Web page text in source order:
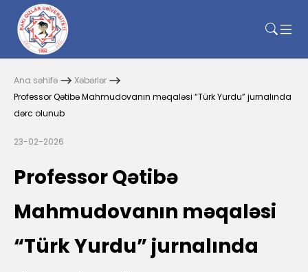
Ana səhifə
Xəbərlər
Professor Qətibə Mahmudovanın məqaləsi “Türk Yurdu” jurnalında
dərc olunub
23-02-2026
Professor Qətibə
Mahmudovanın məqaləsi
“Türk Yurdu” jurnalında